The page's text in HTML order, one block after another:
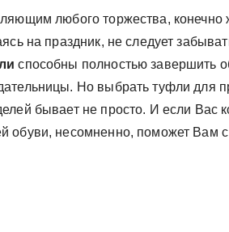
любого торжества, конечно
на праздник, не следует
способны полностью завершить
Но выбрать туфли для
бывает не просто. И если Вас
обуви, несомненно, поможет Вам